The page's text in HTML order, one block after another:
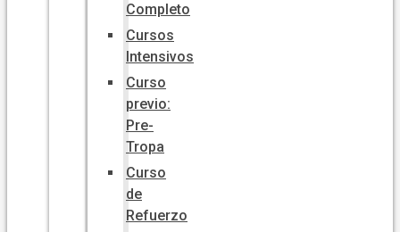
Completo
Cursos
Intensivos
Curso
previo:
Pre-
Tropa
Curso
de
Refuerzo